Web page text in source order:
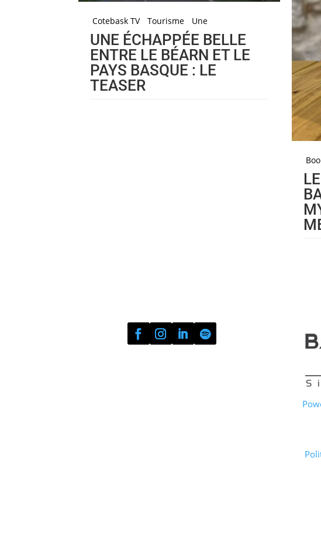
Cotebask TV Tourisme Une
UNE ÉCHAPPÉE BELLE
ENTRE LE BÉARN ET LE
PAYS BASQUE : LE
TEASER